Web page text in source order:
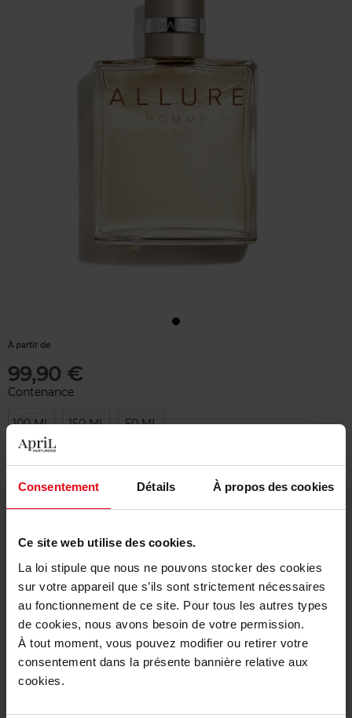
Consentement Détails À propos des cookies
Ce site web utilise des cookies.
La loi stipule que nous ne pouvons stocker des cookies
sur votre appareil que s’ils sont strictement nécessaires
au fonctionnement de ce site. Pour tous les autres types
de cookies, nous avons besoin de votre permission.
À tout moment, vous pouvez modifier ou retirer votre
consentement dans la présente bannière relative aux
cookies.
À partir de
99,90 €
Contenance
100 ML 150 ML 50 ML
Merci de sélectionner les caractéristiques du produit.
Livraison gratuite à partir de 50€
Retour gratuit dans votre magasin
Description